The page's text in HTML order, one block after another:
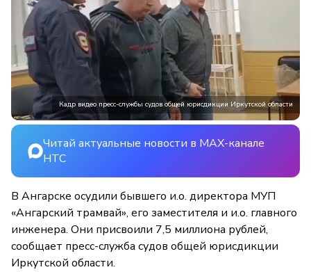
Кадр видео пресс-службы судов общей юрисдикции Иркутской области
Читай актуальные новости в MAX-канале
НТС
В Ангарске осудили бывшего и.о. директора МУП
«Ангарский трамвай», его заместителя и и.о. главного
инженера. Они присвоили 7,5 миллиона рублей,
сообщает пресс-служба судов общей юрисдикции
Иркутской области.